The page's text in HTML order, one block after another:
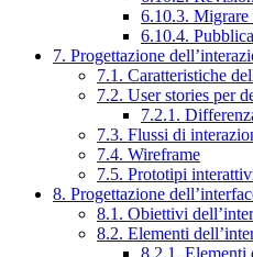
6.10.3. Migrare
6.10.4.
7. Progettazione
7.1. Caratteristiche
7.2. User stories per
7.2.1.
7.3. Flussi di
7.4. Wireframe
7.5. Prototipi
8. Progettazione
8.1. Obiettivi
8.2. Elementi
8.2.1. Elementi